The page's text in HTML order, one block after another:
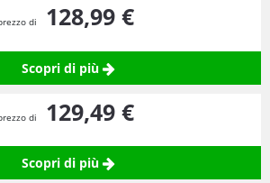
di 128,99 €
Scopri di più
di 129,49 €
Scopri di più